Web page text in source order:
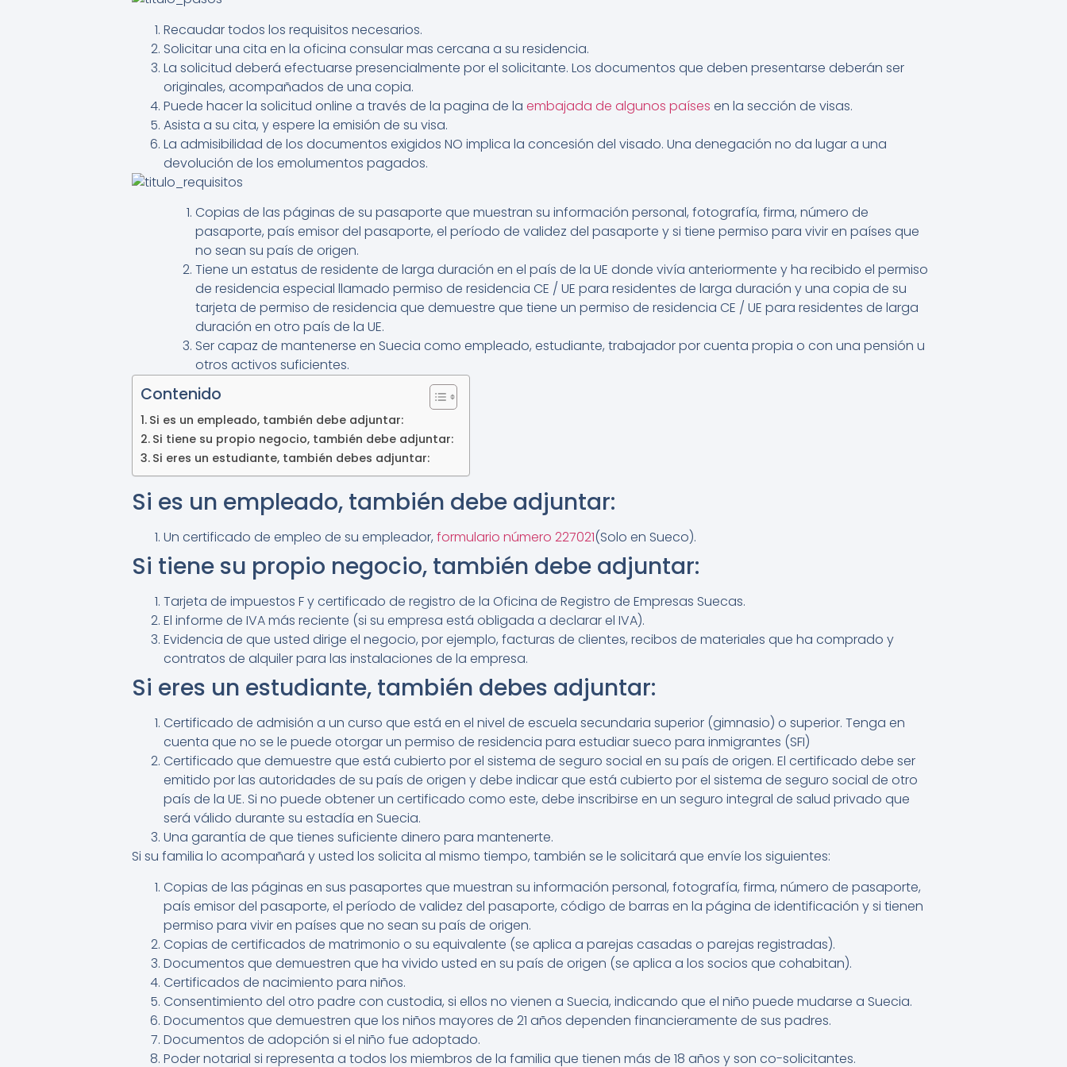
Recaudar todos los requisitos necesarios.
Solicitar una cita en la oficina consular mas cercana a su residencia.
La solicitud deberá efectuarse presencialmente por el solicitante. Los documentos que deben presentarse deberán ser
originales, acompañados de una copia.
Puede hacer la solicitud online a través de la pagina de la embajada de algunos países en la sección de visas.
Asista a su cita, y espere la emisión de su visa.
La admisibilidad de los documentos exigidos NO implica la concesión del visado. Una denegación no da lugar a una
devolución de los emolumentos pagados.
Copias de las páginas de su pasaporte que muestran su información personal, fotografía, firma, número de
pasaporte, país emisor del pasaporte, el período de validez del pasaporte y si tiene permiso para vivir en países que
no sean su país de origen.
Tiene un estatus de residente de larga duración en el país de la UE donde vivía anteriormente y ha recibido el permiso
de residencia especial llamado permiso de residencia CE / UE para residentes de larga duración y una copia de su
tarjeta de permiso de residencia que demuestre que tiene un permiso de residencia CE / UE para residentes de larga
duración en otro país de la UE.
Ser capaz de mantenerse en Suecia como empleado, estudiante, trabajador por cuenta propia o con una pensión u
otros activos suficientes.
Contenido
Si es un empleado, también debe adjuntar:
Si tiene su propio negocio, también debe adjuntar:
Si eres un estudiante, también debes adjuntar:
Si es un empleado, también debe adjuntar:
Un certificado de empleo de su empleador, formulario número 227021(Solo en Sueco).
Si tiene su propio negocio, también debe adjuntar:
Tarjeta de impuestos F y certificado de registro de la Oficina de Registro de Empresas Suecas.
El informe de IVA más reciente (si su empresa está obligada a declarar el IVA).
Evidencia de que usted dirige el negocio, por ejemplo, facturas de clientes, recibos de materiales que ha comprado y
contratos de alquiler para las instalaciones de la empresa.
Si eres un estudiante, también debes adjuntar:
Certificado de admisión a un curso que está en el nivel de escuela secundaria superior (gimnasio) o superior. Tenga en
cuenta que no se le puede otorgar un permiso de residencia para estudiar sueco para inmigrantes (SFI)
Certificado que demuestre que está cubierto por el sistema de seguro social en su país de origen. El certificado debe ser
emitido por las autoridades de su país de origen y debe indicar que está cubierto por el sistema de seguro social de otro
país de la UE. Si no puede obtener un certificado como este, debe inscribirse en un seguro integral de salud privado que
será válido durante su estadía en Suecia.
Una garantía de que tienes suficiente dinero para mantenerte.
Si su familia lo acompañará y usted los solicita al mismo tiempo, también se le solicitará que envíe los siguientes:
Copias de las páginas en sus pasaportes que muestran su información personal, fotografía, firma, número de pasaporte,
país emisor del pasaporte, el período de validez del pasaporte, código de barras en la página de identificación y si tienen
permiso para vivir en países que no sean su país de origen.
Copias de certificados de matrimonio o su equivalente (se aplica a parejas casadas o parejas registradas).
Documentos que demuestren que ha vivido usted en su país de origen (se aplica a los socios que cohabitan).
Certificados de nacimiento para niños.
Consentimiento del otro padre con custodia, si ellos no vienen a Suecia, indicando que el niño puede mudarse a Suecia.
Documentos que demuestren que los niños mayores de 21 años dependen financieramente de sus padres.
Documentos de adopción si el niño fue adoptado.
Poder notarial si representa a todos los miembros de la familia que tienen más de 18 años y son co-solicitantes.